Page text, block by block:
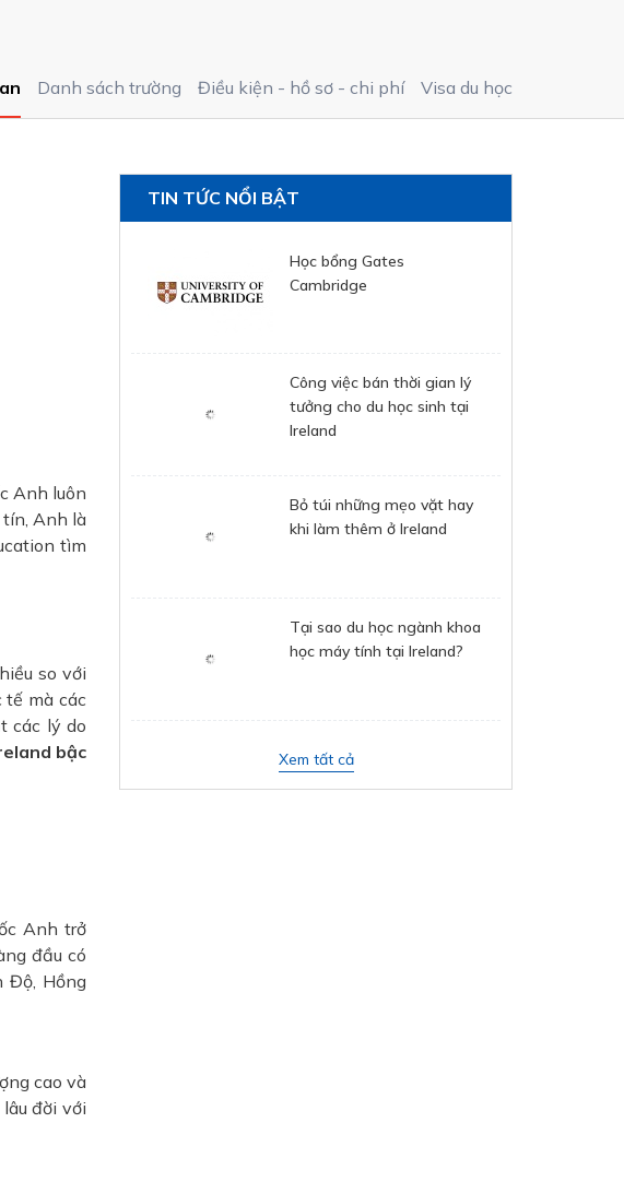
Danh sách trường Điều kiện - hồ sơ - chi phí Visa du học
Anh luôn
tín, Anh là
tìm
so với
tế mà các
các lý do
bậc
Anh trở
đầu có
Độ, Hồng
cao và
đời với
TIN TỨC NỔI BẬT
Học bổng Gates
Cambridge
Công việc bán thời gian lý
tưởng cho du học sinh tại
Ireland
Bỏ túi những mẹo vặt hay
khi làm thêm ở Ireland
Tại sao du học ngành khoa
học máy tính tại Ireland?
Xem tất cả